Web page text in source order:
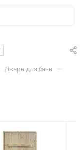
Двери для бани —